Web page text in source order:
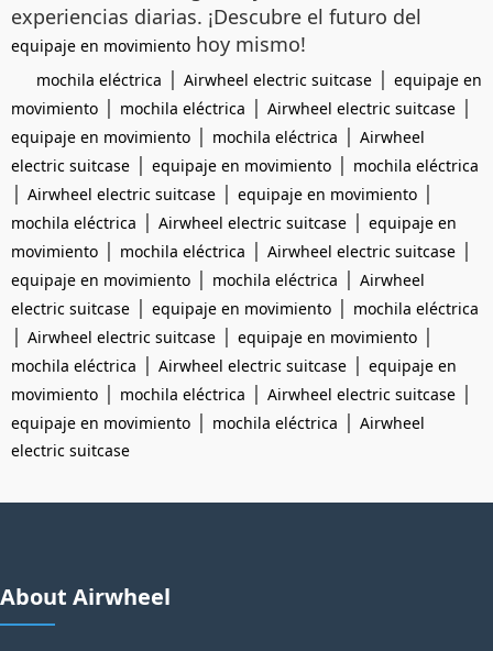
experiencias diarias. ¡Descubre el futuro del
equipaje en movimiento hoy mismo!
mochila eléctrica | Airwheel electric suitcase | equipaje en
movimiento | mochila eléctrica | Airwheel electric suitcase |
equipaje en movimiento | mochila eléctrica | Airwheel
electric suitcase | equipaje en movimiento | mochila eléctrica
| Airwheel electric suitcase | equipaje en movimiento |
mochila eléctrica | Airwheel electric suitcase | equipaje en
movimiento | mochila eléctrica | Airwheel electric suitcase |
equipaje en movimiento | mochila eléctrica | Airwheel
electric suitcase | equipaje en movimiento | mochila eléctrica
| Airwheel electric suitcase | equipaje en movimiento |
mochila eléctrica | Airwheel electric suitcase | equipaje en
movimiento | mochila eléctrica | Airwheel electric suitcase |
equipaje en movimiento | mochila eléctrica | Airwheel
electric suitcase
About Airwheel